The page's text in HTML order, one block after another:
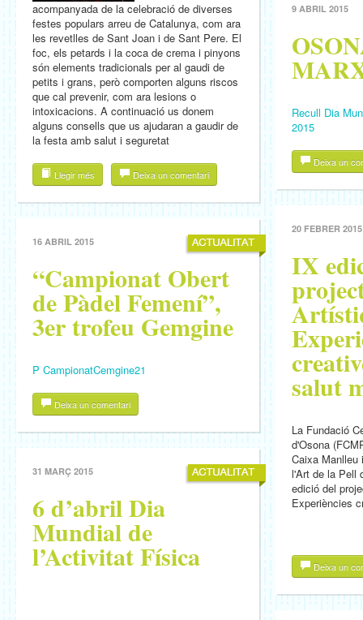
acompanyada de la celebració de diverses
festes populars arreu de Catalunya, com ara
les revetlles de Sant Joan i de Sant Pere. El
foc, els petards i la coca de crema i pinyons
són elements tradicionals per al gaudi de
petits i grans, però comporten alguns riscos
que cal prevenir, com ara lesions o
intoxicacions. A continuació us donem
alguns consells que us ajudaran a gaudir de
la festa amb salut i seguretat
Llegir més Deixa un comentari
16 ABRIL 2015
“Campionat Obert
de Pàdel Femení”,
3er trofeu Gemgine
P CampionatCemgine21
Deixa un comentari
31 MARÇ 2015
6 d’abril Dia
Mundial de
l’Activitat Física
9 ABRIL 2015
Recull Dia
2015
Deixa un
20 FEBRER 2015
IX
salut
La Fundació
d'Osona
Caixa Manlleu
l'Art de la Pell
edició del
Experiències
Deixa un